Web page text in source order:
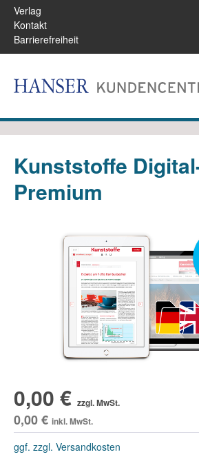
Verlag
Kontakt
Barrierefreiheit
Kunststoffe
Premium
0,00 € zzgl. MwSt.
0,00 € inkl. MwSt.
ggf. zzgl. Versandkosten